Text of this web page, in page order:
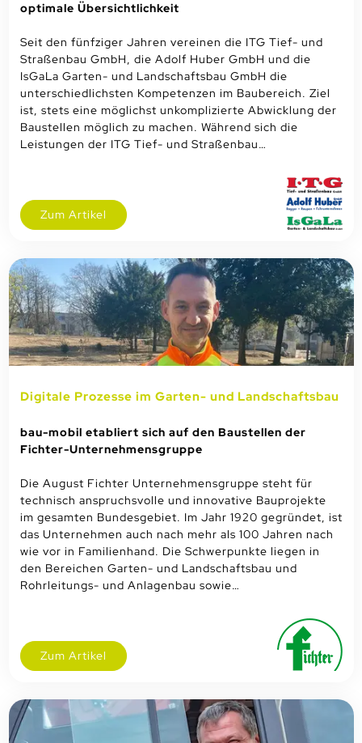
optimale Übersichtlichkeit
Seit den fünfziger Jahren vereinen die ITG Tief- und
Straßenbau GmbH, die Adolf Huber GmbH und die
IsGaLa Garten- und Landschaftsbau GmbH die
unterschiedlichsten Kompetenzen im Baubereich. Ziel
ist, stets eine möglichst unkomplizierte Abwicklung der
Baustellen möglich zu machen. Während sich die
Leistungen der ITG Tief- und Straßenbau…
Zum Artikel
Digitale Prozesse im Garten- und Landschaftsbau
bau-mobil etabliert sich auf den Baustellen der
Fichter-Unternehmensgruppe
Die August Fichter Unternehmensgruppe steht für
technisch anspruchsvolle und innovative Bauprojekte
im gesamten Bundesgebiet. Im Jahr 1920 gegründet, ist
das Unternehmen auch nach mehr als 100 Jahren nach
wie vor in Familienhand. Die Schwerpunkte liegen in
den Bereichen Garten- und Landschaftsbau und
Rohrleitungs- und Anlagenbau sowie…
Zum Artikel